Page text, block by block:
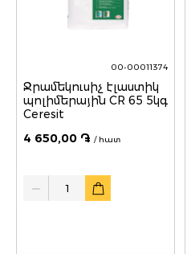
00-00011374
Ջրամեկուսիչ էլաստիկ
պոլիմերային CR 65 5կգ
Ceresit
4 650,00 ֏ / հատ
Quantity